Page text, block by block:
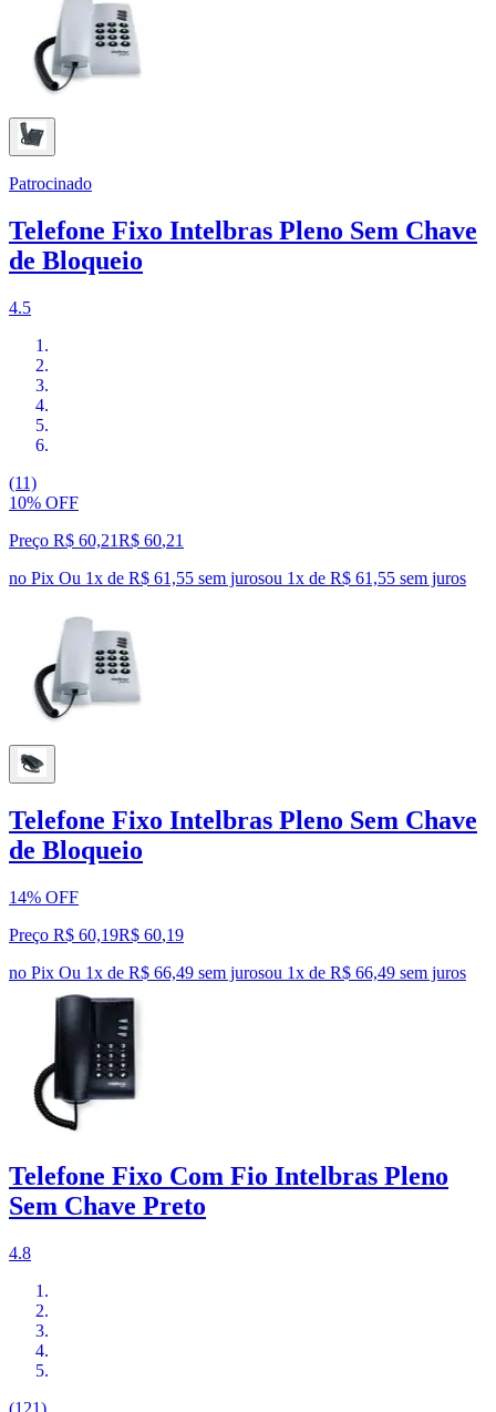
Patrocinado
Telefone Fixo Intelbras Pleno Sem Chave
de Bloqueio
4.5
(11)
10% OFF
Preço R$ 60,21R$ 60,21
no Pix Ou 1x de R$ 61,55 sem jurosou 1x de R$ 61,55 sem juros
Telefone Fixo Intelbras Pleno Sem Chave
de Bloqueio
14% OFF
Preço R$ 60,19R$ 60,19
no Pix Ou 1x de R$ 66,49 sem jurosou 1x de R$ 66,49 sem juros
Telefone Fixo Com Fio Intelbras Pleno
Sem Chave Preto
4.8
(121)